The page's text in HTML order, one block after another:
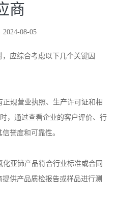
商
08-05
应综合考虑以下几个关键因
规营业执照、生产许可证和相
，通过查看企业的客户评价、行
誉度和可靠性。
亚铈产品符合行业标准或合同
供产品质检报告或样品进行测